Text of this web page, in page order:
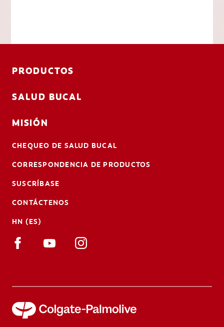
PRODUCTOS
SALUD BUCAL
MISIÓN
CHEQUEO DE SALUD BUCAL
CORRESPONDENCIA DE PRODUCTOS
SUSCRÍBASE
CONTÁCTENOS
HN (ES)